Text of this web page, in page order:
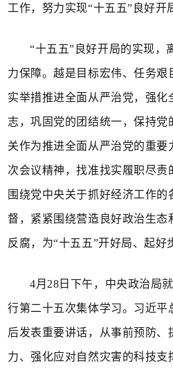
工作，努力实现“十五五”良好开
“十五五”良好开局的实现，
力保障。越是目标宏伟、任务艰
实举措推进全面从严治党，强化
志，巩固党的团结统一，保持党
关作为推进全面从严治党的重要
次会议精神，找准找实履职尽责
围绕党中央关于抓好经济工作
督，紧紧围绕营造良好政治生态
反腐，为“十五五”开好局、起好
4月28日下午，中央政治局
行第二十五次集体学习。习近平
后发表重要讲话，从事前预防、
力、强化应对自然灾害的科技支